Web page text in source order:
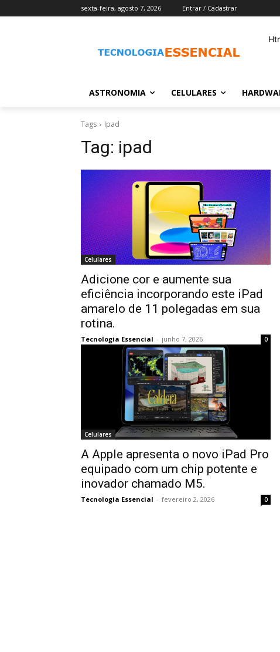
sexta-feira, agosto 7, 2026 Entrar / Cadastrar
ASTRONOMIA CELULARES
Tags Ipad
Tag: ipad
Celulares
Adicione cor e aumente sua
eficiência incorporando este iPad
amarelo de 11 polegadas em sua
rotina.
Tecnologia Essencial - junho 7, 2026 0
Celulares
A Apple apresenta o novo iPad Pro
equipado com um chip potente e
inovador chamado M5.
Tecnologia Essencial - fevereiro 2, 2026 0